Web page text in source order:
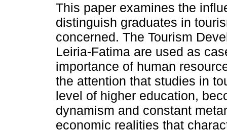
This paper examines the
distinguish graduates in
concerned. The Tourism
Leiria-Fatima are used as
importance of human
the attention that studies in
level of higher education,
dynamism and constant
economic realities that